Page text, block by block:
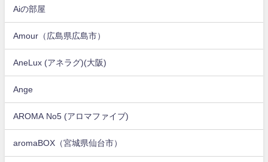
Aiの部屋
Amour（広島県広島市）
AneLux (アネラグ)(大阪)
Ange
AROMA No5 (アロマファイブ)
aromaBOX（宮城県仙台市）